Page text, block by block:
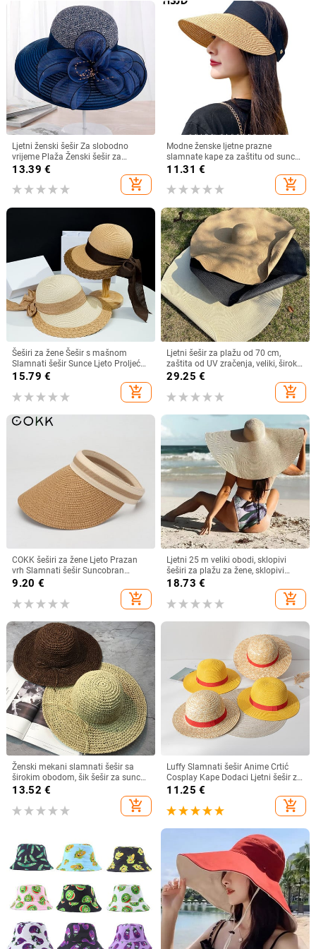
Ljetni ženski šešir Za slobodno
vrijeme Plaža Ženski šešir za
sunčanje Elegantni šešir širokog
oboda Svileni šešir s kantom s
cvijetom Ležerna kapa Ženska
13.39 €
add_shopping_cart
Modne ženske ljetne prazne
slamnate kape za zaštitu od sunca
s velikim obodom, podesivi ženski
sportove na plaži
11.31 €
add_shopping_cart
Šeširi za žene Šešir s mašnom
Slamnati šešir Sunce Ljeto Proljeće
Veliki obodi Plaža Na otvorenom
Ženski ljetni šešir Sombreros De
Mujer
15.79 €
add_shopping_cart
Ljetni šešir za plažu od 70 cm,
zaštita od UV zračenja, veliki, široki
obodi, 35 cm, sklopivi slamnati
šeširi, velike sklopive kape za
zaštitu od sunca
29.25 €
add_shopping_cart
COKK šeširi za žene Ljeto Prazan
vrh Slamnati šešir Suncobran
Krema za sunčanje Šešir za plažu
Ženski štitnik za zaštitu od sunca
Roditelji Dječji Šeširi za sunce
9.20 €
add_shopping_cart
Ljetni 25 m veliki obodi, sklopivi
šeširi za plažu za žene, sklopivi
slamnati šešir, šešir za zaštitu od
Dropshipping
18.73 €
add_shopping_cart
Ženski mekani slamnati šešir sa
širokim obodom, šik šešir za sunce
Sklopivi ljetni slamnati šeširi za
plažu za žene Kape za djevojčice
Ženski šeširi od rafije
13.52 €
add_shopping_cart
Luffy Slamnati šešir Anime Crtić
Cosplay Kape Dodaci Ljetni šešir za
sunce Suncobran Šešir za roditelje i
dijete Luffy šešir za žene Muškarci
11.25 €
add_shopping_cart